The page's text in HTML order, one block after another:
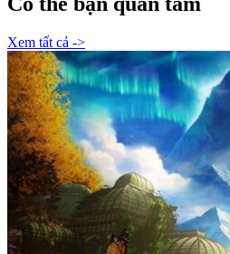
Xem tất cả ->